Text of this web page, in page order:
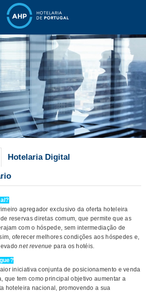
Hotelaria Digital
agregador exclusivo da oferta hoteleira
reservas diretas comum, que permite que as
com o hóspede, sem intermediação de
oferecer melhores condições aos hóspedes e,
net revenuepara os hotéis.
iniciativa conjunta de posicionamento e venda
que tem como principal objetivo aumentar a
hoteleira nacional, promovendo a sua